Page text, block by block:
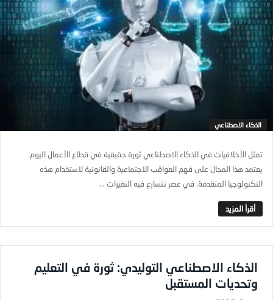
الذكاء الاصطناعي
تمثل الأخلاقيات في الذكاء الاصطناعي ثورة حقيقية في قطاع الأعمال اليوم.
يعتمد هذا المجال على فهم العواقب الاجتماعية والقانونية لاستخدام هذه
التكنولوجيا المتقدمة. في عصر تتسارع فيه التغيرات ...
الذكاء الاصطناعي التوليدي: ثورة في التعليم
وتحديات المستقبل